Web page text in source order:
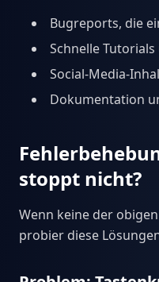
Bugreports, die
Schnelle
Social-Media-
Dokumentation
stoppt nicht?
Wenn keine der
probier diese